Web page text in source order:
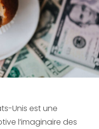
Unis est une
l’imaginaire des